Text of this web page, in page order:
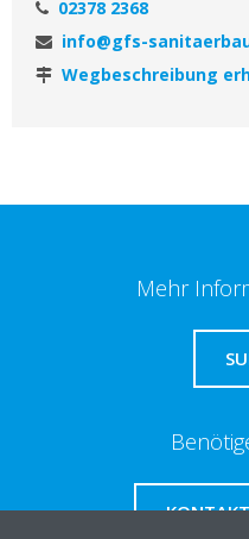
02378 2368
info@gfs-
Wegbeschreibung
Mehr